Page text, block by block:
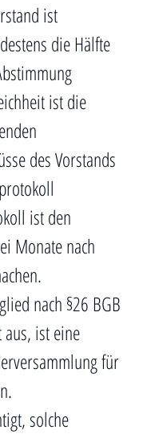
ist
die Hälfte
ist die
des Vorstands
ist den
Monate nach
nach §26 BGB
ist eine
für
solche